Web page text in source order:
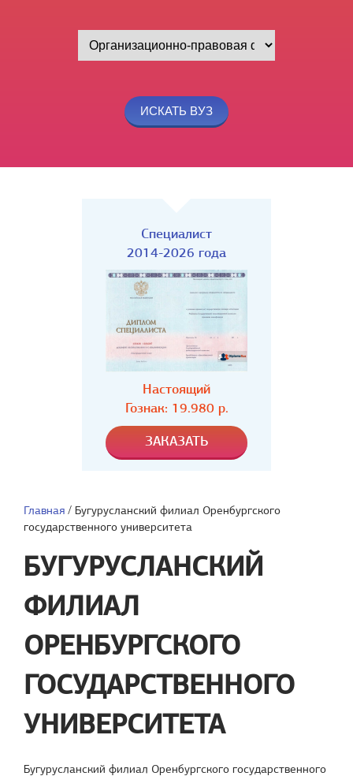
Специалист
2014-2026 года
Настоящий
Гознак: 19.980 р.
Главная / Бугурусланский филиал Оренбургского
государственного университета
БУГУРУСЛАНСКИЙ
ФИЛИАЛ
ОРЕНБУРГСКОГО
ГОСУДАРСТВЕННОГО
УНИВЕРСИТЕТА
Бугурусланский филиал Оренбургского государственного